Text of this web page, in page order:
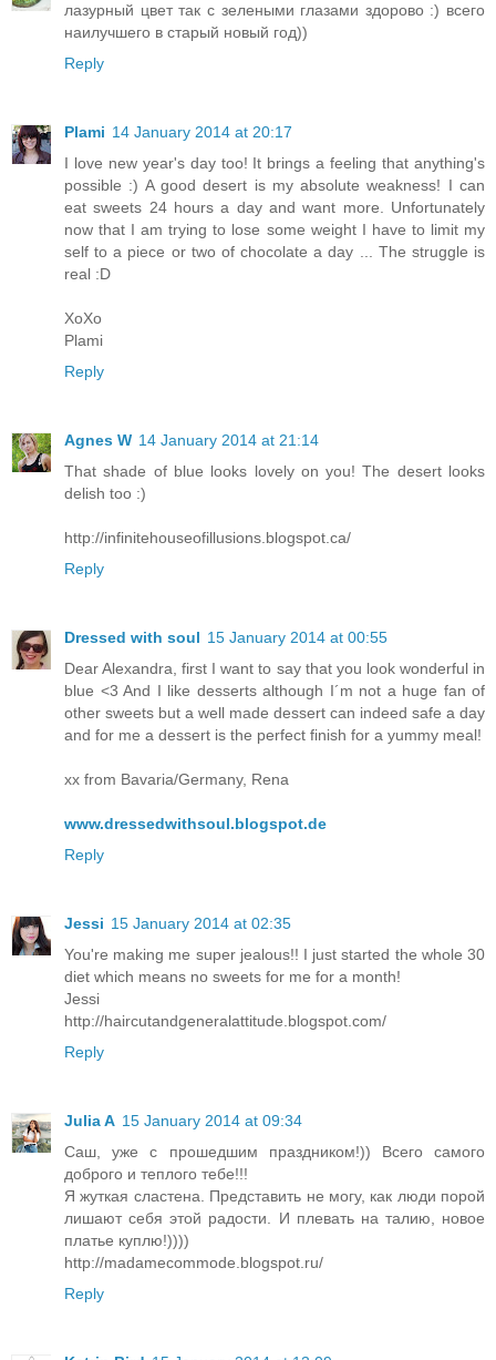
лазурный цвет так с зелеными глазами здорово :) всего
наилучшего в старый новый год))
Reply
Plami 14 January 2014 at 20:17
I love new year's day too! It brings a feeling that anything's
possible :) A good desert is my absolute weakness! I can
eat sweets 24 hours a day and want more. Unfortunately
now that I am trying to lose some weight I have to limit my
self to a piece or two of chocolate a day ... The struggle is
real :D
XoXo
Plami
Reply
Agnes W 14 January 2014 at 21:14
That shade of blue looks lovely on you! The desert looks
delish too :)
http://infinitehouseofillusions.blogspot.ca/
Reply
Dressed with soul 15 January 2014 at 00:55
Dear Alexandra, first I want to say that you look wonderful in
blue <3 And I like desserts although I´m not a huge fan of
other sweets but a well made dessert can indeed safe a day
and for me a dessert is the perfect finish for a yummy meal!
xx from Bavaria/Germany, Rena
www.dressedwithsoul.blogspot.de
Reply
Jessi 15 January 2014 at 02:35
You're making me super jealous!! I just started the whole 30
diet which means no sweets for me for a month!
Jessi
http://haircutandgeneralattitude.blogspot.com/
Reply
Julia A 15 January 2014 at 09:34
Саш, уже с прошедшим праздником!)) Всего самого
доброго и теплого тебе!!!
Я жуткая сластена. Представить не могу, как люди порой
лишают себя этой радости. И плевать на талию, новое
платье куплю!))))
http://madamecommode.blogspot.ru/
Reply